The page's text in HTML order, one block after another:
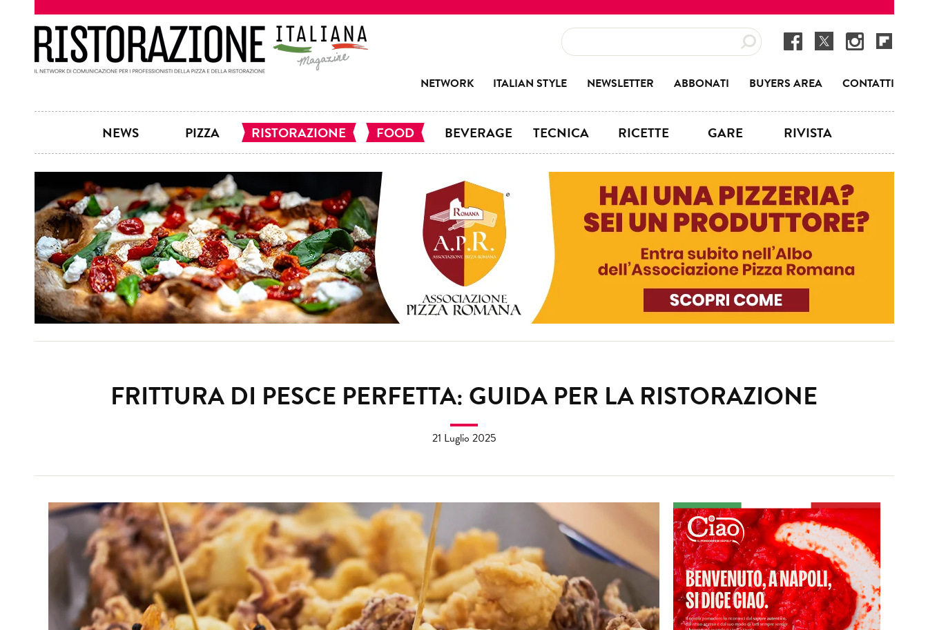
NETWORK ITALIAN STYLE NEWSLETTER ABBONATI BUYERS AREA CONTATTI
NEWS PIZZA RISTORAZIONE FOOD BEVERAGE TECNICA RICETTE GARE RIVISTA
FRITTURA DI PESCE PERFETTA: GUIDA PER LA RISTORAZIONE
21 Luglio 2025